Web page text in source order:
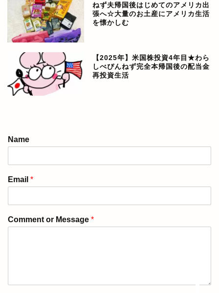
ねず夫帰国後はじめてのアメリカ出
張へ☆大量のお土産にアメリカ生活
を懐かしむ
【2025年】米国株投資4年目★わら
しべぴんねず完全本帰国後の配当金
再投資生活
Name
Email *
Comment or Message *
ぴんねず☆ごはんのレシ
ぴんねずの旅のしおり・